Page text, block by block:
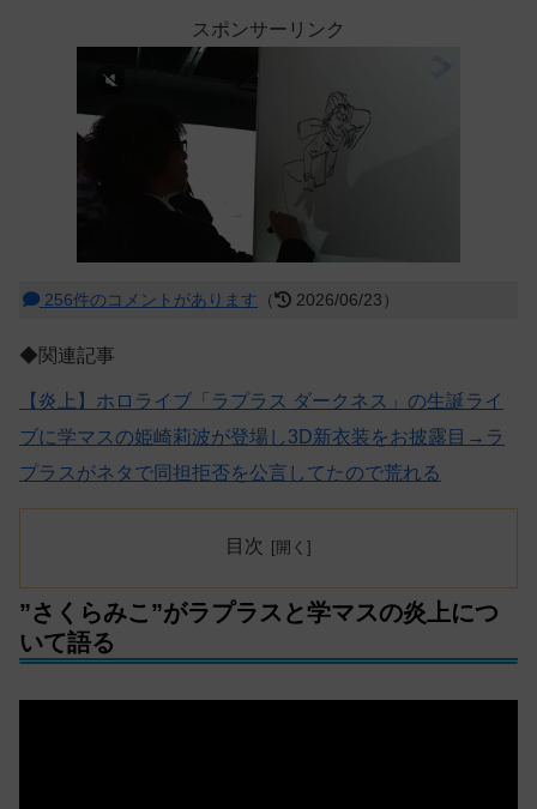
スポンサーリンク
256件のコメントがあります （ 2026/06/23）
◆関連記事
【炎上】ホロライブ「ラプラス ダークネス」の生誕ライ
ブに学マスの姫崎莉波が登場し3D新衣装をお披露目→ラ
プラスがネタで同担拒否を公言してたので荒れる
目次
”さくらみこ”がラプラスと学マスの炎上につ
いて語る